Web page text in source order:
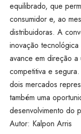
equilibrado, que
consumidor e, ao
distribuidoras. A
inovação
avance em direção a
competitiva e
dois mercados
também uma
desenvolvimento do
Autor: Kalpon Arris